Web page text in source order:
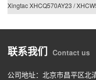
联系我们 Contact us
公司地址：北京市昌平区北